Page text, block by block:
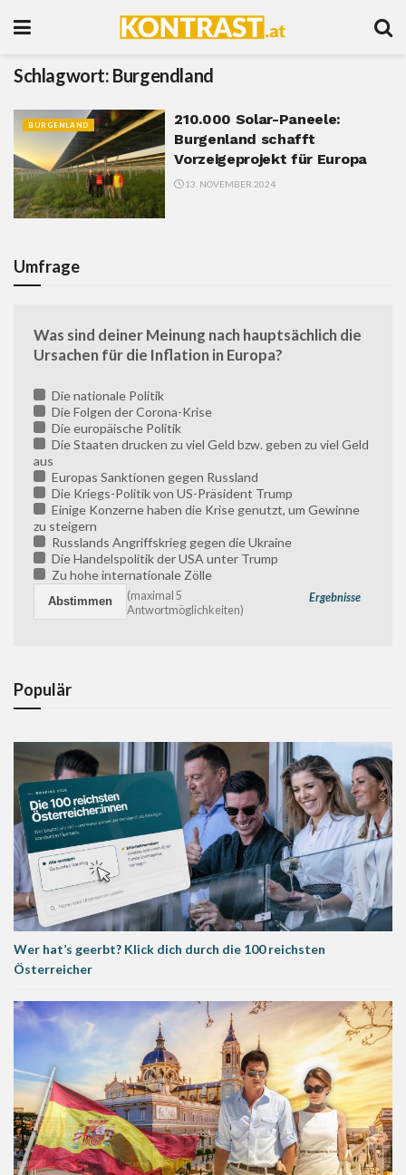
Schlagwort: Burgendland
BURGENLAND
210.000 Solar-Paneele:
Burgenland schafft
Vorzeigeprojekt für Europa
13. NOVEMBER 2024
Umfrage
Was sind deiner Meinung nach hauptsächlich die
Ursachen für die Inflation in Europa?
Die nationale Politik
Die Folgen der Corona-Krise
Die europäische Politik
Die Staaten drucken zu viel Geld bzw. geben zu viel Geld
aus
Europas Sanktionen gegen Russland
Die Kriegs-Politik von US-Präsident Trump
Einige Konzerne haben die Krise genutzt, um Gewinne
zu steigern
Russlands Angriffskrieg gegen die Ukraine
Die Handelspolitik der USA unter Trump
Zu hohe internationale Zölle
Ergebnisse
(maximal 5
Antwortmöglichkeiten)
Populär
Wer hat’s geerbt? Klick dich durch die 100 reichsten
Österreicher